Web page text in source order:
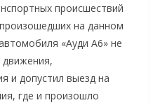
происшествий
на данном
«Ауди А6» не
движения,
и допустил выезд на
где и произошло